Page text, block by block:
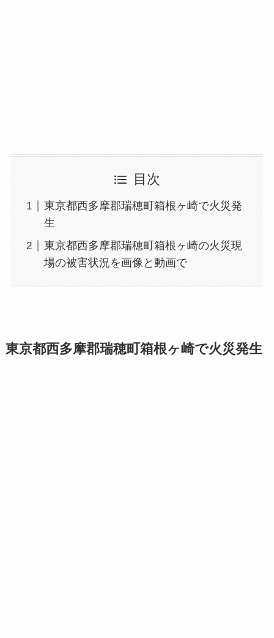
目次
東京都西多摩郡瑞穂町箱根ヶ崎で火災発
生
東京都西多摩郡瑞穂町箱根ヶ崎の火災現
場の被害状況を画像と動画で
東京都西多摩郡瑞穂町箱根ヶ崎で火災発生